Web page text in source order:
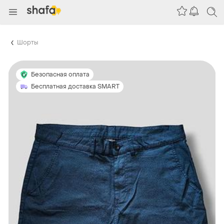
Шорты
Безопасная оплата
Бесплатная доставка SMART